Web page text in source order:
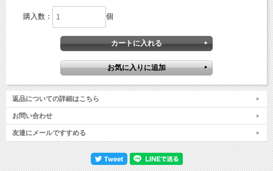
購入数： 個
返品についての詳細はこちら
お問い合わせ
友達にメールですすめる